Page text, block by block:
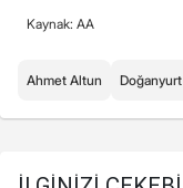
Kaynak: AA
Ahmet Altun Doğanyurt